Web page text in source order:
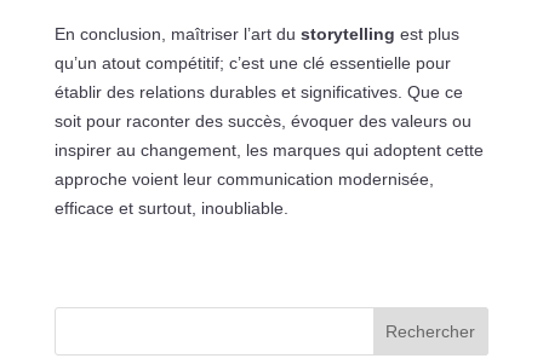
En conclusion, maîtriser l’art du storytelling est plus
qu’un atout compétitif; c’est une clé essentielle pour
établir des relations durables et significatives. Que ce
soit pour raconter des succès, évoquer des valeurs ou
inspirer au changement, les marques qui adoptent cette
approche voient leur communication modernisée,
efficace et surtout, inoubliable.
Rechercher